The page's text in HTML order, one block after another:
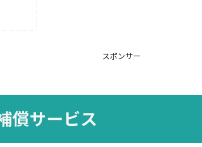
スポンサー
償サービス